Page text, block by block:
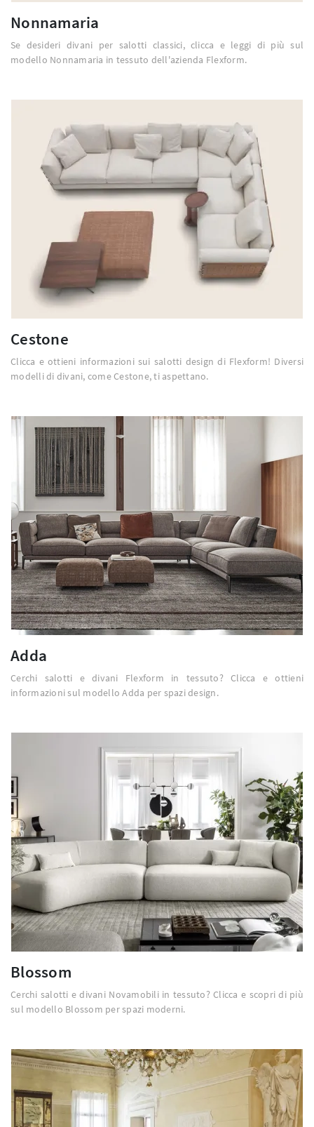
Nonnamaria
Se desideri divani per salotti classici, clicca e leggi di più sul
modello Nonnamaria in tessuto dell'azienda Flexform.
Cestone
Clicca e ottieni informazioni sui salotti design di Flexform! Diversi
modelli di divani, come Cestone, ti aspettano.
Adda
Cerchi salotti e divani Flexform in tessuto? Clicca e ottieni
informazioni sul modello Adda per spazi design.
Blossom
Cerchi salotti e divani Novamobili in tessuto? Clicca e scopri di più
sul modello Blossom per spazi moderni.